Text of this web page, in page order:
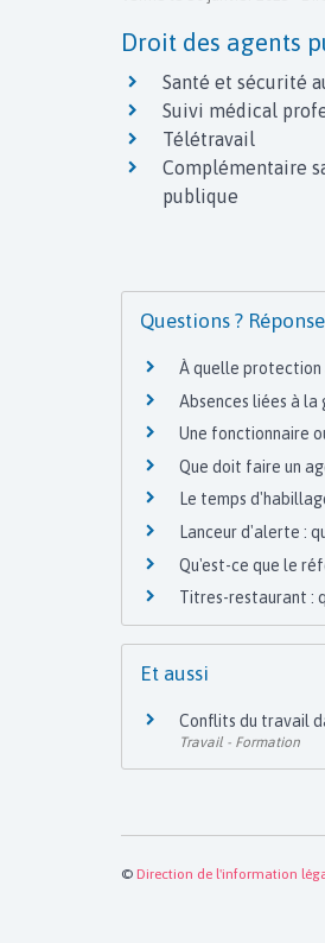
Droit des agents
Santé et sécurité
Suivi médical
Télétravail
Complémentaire
publique
Questions ?
À quelle protection
Absences liées à la
Une fonctionnaire
Que doit faire un
Le temps
Lanceur d'alerte :
Qu'est-ce que le
Titres-restaurant :
Et aussi
Conflits du travail
Travail - Formation
© Direction de l'information